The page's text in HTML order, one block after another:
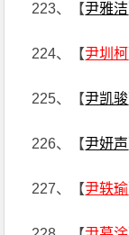
223、【尹雅洁
224、【尹圳柯
225、【尹凯骏
226、【尹妍声
227、【尹轶瑜